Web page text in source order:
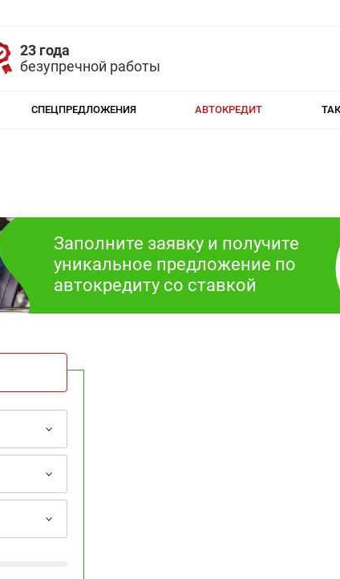
23 года
безупречной работы
СПЕЦПРЕДЛОЖЕНИЯ АВТОКРЕДИТ
Заполните заявку и получите
уникальное предложение по
автокредиту со ставкой